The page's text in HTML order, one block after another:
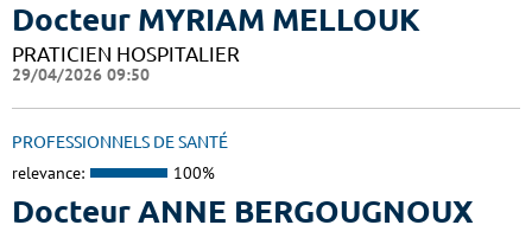
Docteur MYRIAM MELLOUK
PRATICIEN HOSPITALIER
29/04/2026 09:50
PROFESSIONNELS DE SANTÉ
relevance: 100%
Docteur ANNE BERGOUGNOUX